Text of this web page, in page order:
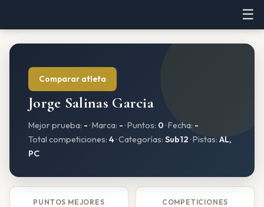
☰
Comparar atleta
Jorge Salinas Garcia
Mejor prueba: - · Marca: - · Puntos: 0 · Fecha: -
Total competiciones: 4 · Categorías: Sub12 · Pistas: AL,
PC
PUNTOS MEJORES COMPETICIONES